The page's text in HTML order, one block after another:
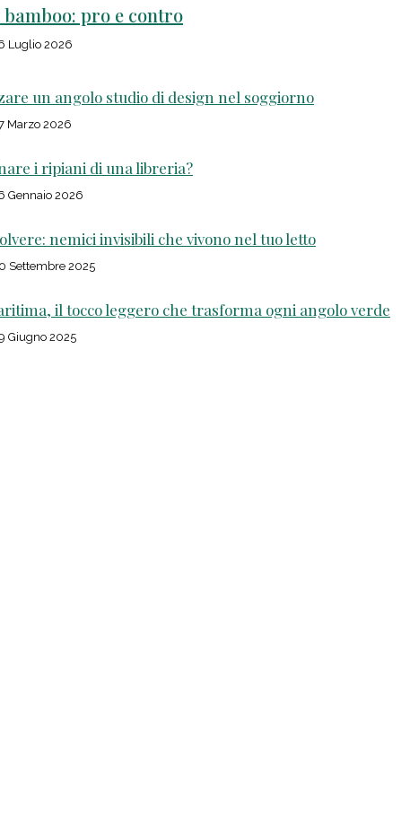
pro e contro
Luglio 2026
un angolo studio di design nel soggiorno
Marzo 2026
i ripiani di una libreria?
Gennaio 2026
nemici invisibili che vivono nel tuo letto
Settembre 2025
il tocco leggero che trasforma ogni angolo verde
Giugno 2025